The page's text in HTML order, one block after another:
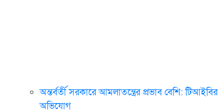
অন্তর্বর্তী সরকারে আমলাতন্ত্রের প্রভাব বেশি: টিআইবির
অভিযোগ